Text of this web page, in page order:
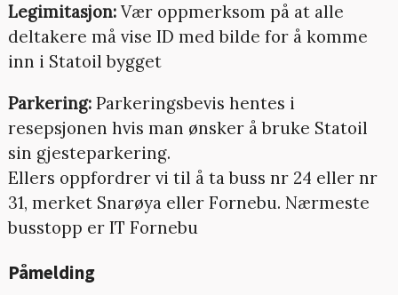
Legimitasjon:Vær oppmerksom på at alle
deltakere må vise ID med bilde for å komme
inn i Statoil bygget
Parkering:Parkeringsbevis hentes i
resepsjonen hvis man ønsker å bruke Statoil
sin gjesteparkering.
Ellers oppfordrer vi til å ta buss nr 24 eller nr
31, merket Snarøya eller Fornebu. Nærmeste
busstopp er IT Fornebu
Påmelding